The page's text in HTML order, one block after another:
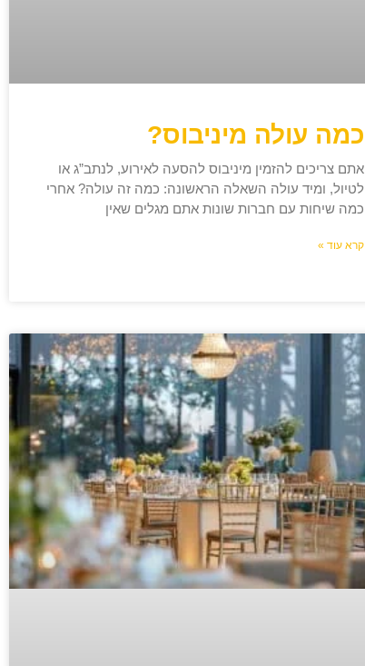
כמה עולה מיניבוס?
אתם צריכים להזמין מיניבוס להסעה לאירוע, לנתב”ג או
לטיול, ומיד עולה השאלה הראשונה: כמה זה עולה? אחרי
כמה שיחות עם חברות שונות אתם מגלים שאין
קרא עוד »